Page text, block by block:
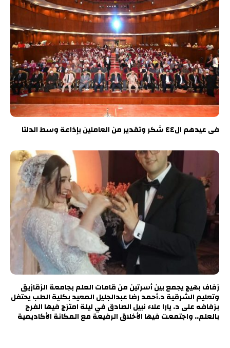
فى عيدهم ال٤٤ شكر وتقدير من العاملين بإذاعة وسط الدلتا
زفاف بهيج يجمع بين أسرتين من قامات العلم بجامعة الزقازيق
وتعليم الشرقية د.أحمد رضا عبدالجليل المعيد بكلية الطب يحتفل
بزفافه على د. يارا علاء نبيل الصادق في ليلة امتزج فيها الفرح
بالعلم.. واجتمعت فيها الأخلاق الرفيعة مع المكانة الأكاديمية